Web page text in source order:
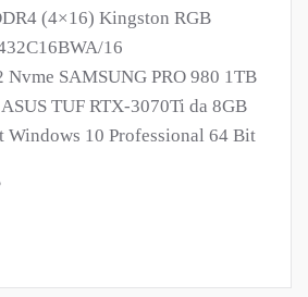
(4×16) Kingston RGB
16
Nvme SAMSUNG PRO 980 1TB
TUF RTX-3070Ti da 8GB
Windows 10 Professional 64 Bit